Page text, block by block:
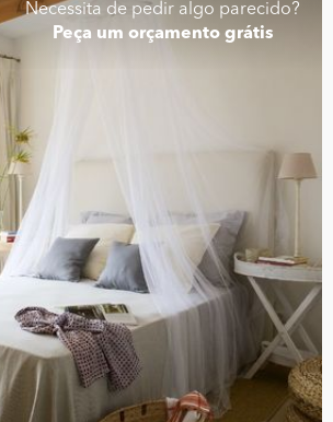
Necessita de pedir algo parecido?
Peça um orçamento grátis